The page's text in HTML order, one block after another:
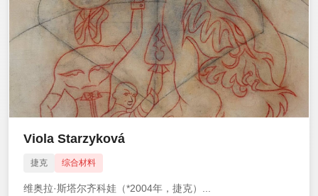
Viola Starzyková
捷克 综合材料
维奥拉·斯塔尔齐科娃（*2004年，捷克）...